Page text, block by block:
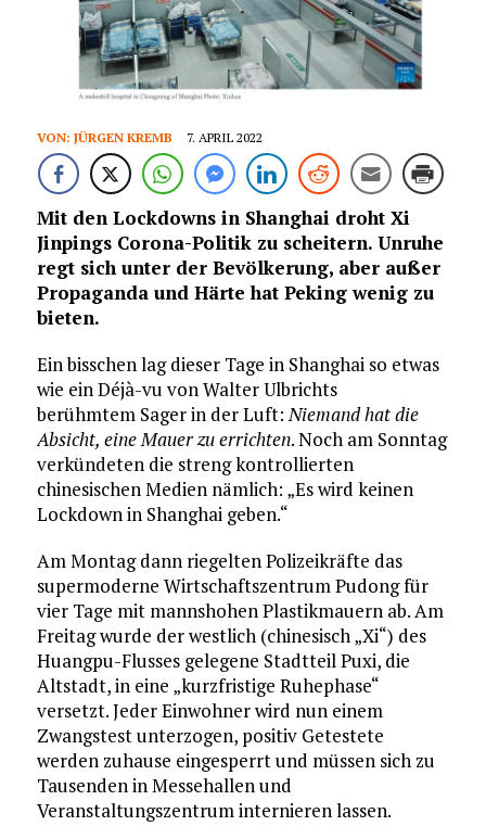
VON: JÜRGEN KREMB 7. APRIL 2022
Mit den Lockdowns in Shanghai droht Xi
Jinpings Corona-Politik zu scheitern. Unruhe
regt sich unter der Bevölkerung, aber außer
Propaganda und Härte hat Peking wenig zu
bieten.
Ein bisschen lag dieser Tage in Shanghai so etwas
wie ein Déjà-vu von Walter Ulbrichts
berühmtem Sager in der Luft:Niemand hat die
Absicht, eine Mauer zu errichten. Noch am Sonntag
verkündeten die streng kontrollierten
chinesischen Medien nämlich: „Es wird keinen
Lockdown in Shanghai geben.“
Am Montag dann riegelten Polizeikräfte das
supermoderne Wirtschaftszentrum Pudong für
vier Tage mit mannshohen Plastikmauern ab. Am
Freitag wurde der westlich (chinesisch „Xi“) des
Huangpu-Flusses gelegene Stadtteil Puxi, die
Altstadt, in eine „kurzfristige Ruhephase“
versetzt. Jeder Einwohner wird nun einem
Zwangstest unterzogen, positiv Getestete
werden zuhause eingesperrt und müssen sich zu
Tausenden in Messehallen und
Veranstaltungszentrum internieren lassen.